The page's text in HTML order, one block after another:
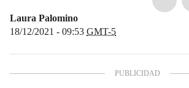
Laura Palomino
18/12/2021 - 09:53 GMT-5